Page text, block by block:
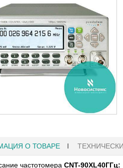
О ТОВАРЕ
частотомера CNT-90XL40ГГц: